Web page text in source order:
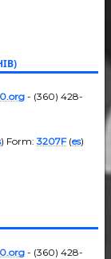
- (360) 428-
) Form:3207F(es)
- (360) 428-